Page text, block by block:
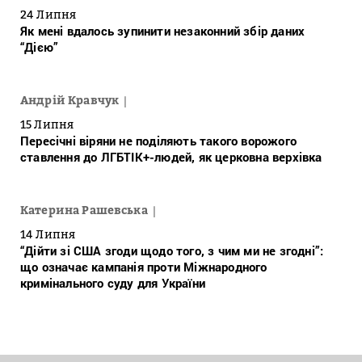
24 Липня
Як мені вдалось зупинити незаконний збір даних
“Дією”
Андрій Кравчук
15 Липня
Пересічні віряни не поділяють такого ворожого
ставлення до ЛГБТІК+-людей, як церковна верхівка
Катерина Рашевська
14 Липня
“Дійти зі США згоди щодо того, з чим ми не згодні”:
що означає кампанія проти Міжнародного
кримінального суду для України